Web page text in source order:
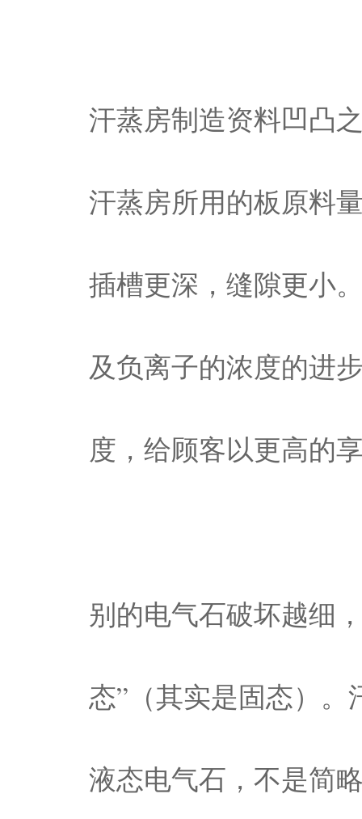
汗蒸房制造资料凹凸
汗蒸房所用的板原料
插槽更深，缝隙更小
及负离子的浓度的进
度，给顾客以更高的
别的电气石破坏越细
态”（其实是固态）
液态电气石，不是简